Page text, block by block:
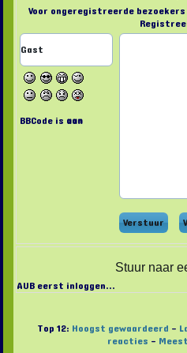
Voor ongeregistreerde
BBCode is aan
Stuur naar
AUB eerst inloggen...
Top 12: Hoogst gewaardeerd -
reacties -